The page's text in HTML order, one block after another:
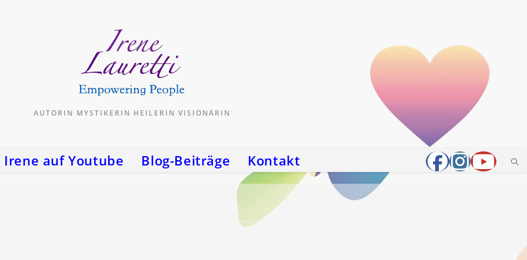
AUTORIN MYSTIKERIN HEILERIN VISIONÄRIN
Irene auf Youtube Blog-Beiträge Kontakt